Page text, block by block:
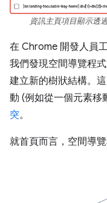
資訊主頁項目顯示透
在 Chrome 開發人員
我們發現空間導覽程
建立新的樹狀結構。
動 (例如從一個元素移
突。
就首頁而言，空間導